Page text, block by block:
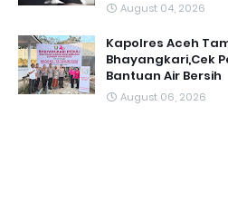
August 04, 2026
Kapolres Aceh
Bhayangkari,Cek
Bantuan Air Bersih
August 06, 2026